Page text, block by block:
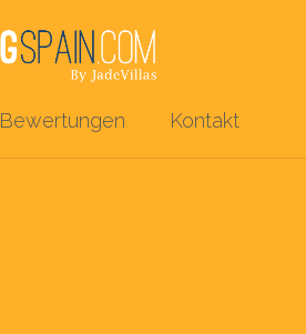
Bewertungen Kontakt